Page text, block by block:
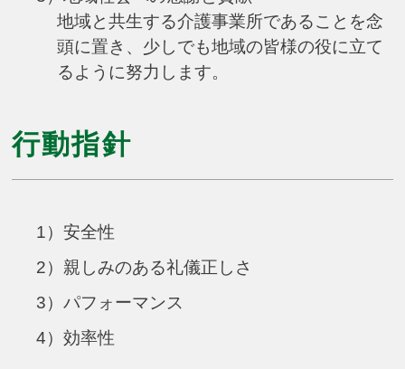
地域と共生する介護事業所であることを念
頭に置き、少しでも地域の皆様の役に立て
るように努力します。
行動指針
1）安全性
2）親しみのある礼儀正しさ
3）パフォーマンス
4）効率性